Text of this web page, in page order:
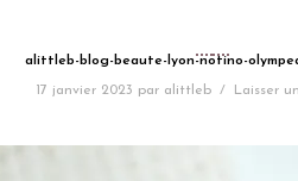
alittleb-blog-beaute-lyon-notino-
17 janvier 2023 par alittleb / Laisser